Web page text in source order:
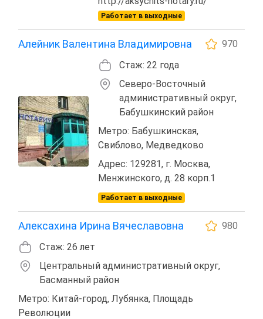
Работает в выходные
Алейник Валентина Владимировна
970
Стаж: 22 года
Северо-Восточный
административный округ,
Бабушкинский район
Метро: Бабушкинская,
Свиблово, Медведково
Адрес: 129281, г. Москва,
Менжинского, д. 28 корп.1
Работает в выходные
Алексахина Ирина Вячеславовна
980
Стаж: 26 лет
Центральный административный округ,
Басманный район
Метро: Китай-город, Лубянка, Площадь
Революции